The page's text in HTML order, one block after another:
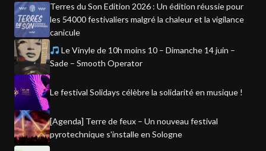
Terres du Son Edition 2026 : Un édition réussie pour
les 54000 festivaliers malgré la chaleur et la vigilance
canicule
Le Vinyle de 10h moins 10 – Dimanche 14 juin –
Sade – Smooth Operator
Le festival Solidays célèbre la solidarité en musique !
[Agenda] Terre de feux – Un nouveau festival
pyrotechnique s'installe en Sologne